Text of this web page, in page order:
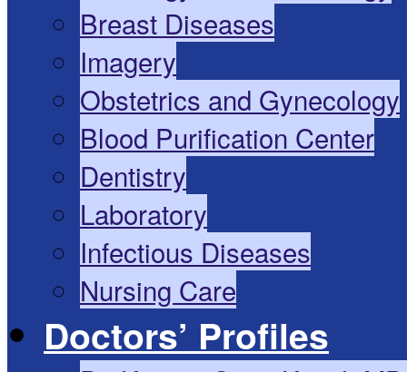
Breast Diseases
Imagery
Obstetrics and Gynecology
Blood Purification Center
Dentistry
Laboratory
Infectious Diseases
Nursing Care
Doctors’ Profiles